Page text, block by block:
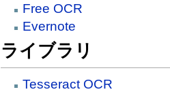
Free OCR
Evernote
ライブラリ
Tesseract OCR